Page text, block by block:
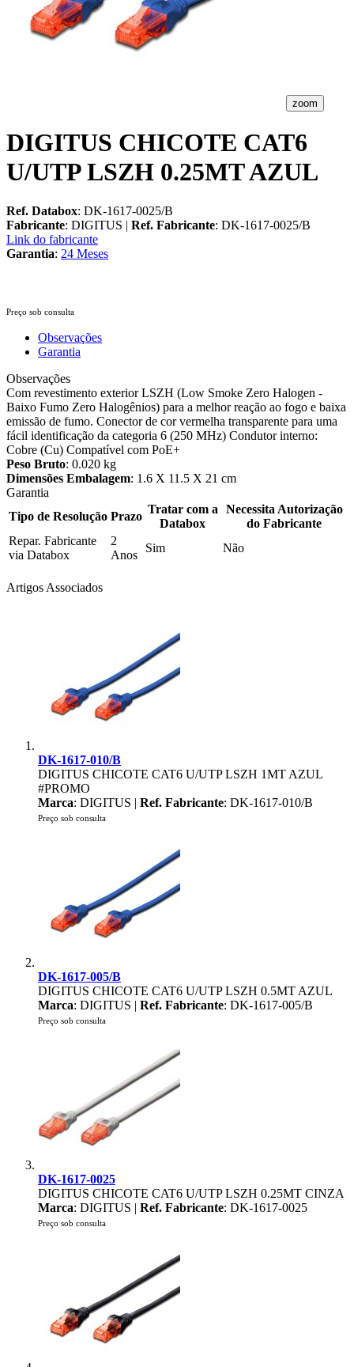
zoom
DIGITUS CHICOTE CAT6
U/UTP LSZH 0.25MT AZUL
Ref. Databox: DK-1617-0025/B
Fabricante: DIGITUS | Ref. Fabricante: DK-1617-0025/B
Link do fabricante
Garantia: 24 Meses
Preço sob consulta
Observações
Garantia
Observações
Com revestimento exterior LSZH (Low Smoke Zero Halogen -
Baixo Fumo Zero Halogênios) para a melhor reação ao fogo e baixa
emissão de fumo. Conector de cor vermelha transparente para uma
fácil identificação da categoria 6 (250 MHz) Condutor interno:
Cobre (Cu) Compatível com PoE+
Peso Bruto: 0.020 kg
Dimensões Embalagem: 1.6 X 11.5 X 21 cm
Garantia
Tipo de Resolução Prazo
Tratar com a
Databox
Necessita Autorização
do Fabricante
Repar. Fabricante
via Databox
2
Anos
Sim Não
Artigos Associados
DK-1617-010/B
DIGITUS CHICOTE CAT6 U/UTP LSZH 1MT AZUL
#PROMO
Marca: DIGITUS | Ref. Fabricante: DK-1617-010/B
Preço sob consulta
DK-1617-005/B
DIGITUS CHICOTE CAT6 U/UTP LSZH 0.5MT AZUL
Marca: DIGITUS | Ref. Fabricante: DK-1617-005/B
Preço sob consulta
DK-1617-0025
DIGITUS CHICOTE CAT6 U/UTP LSZH 0.25MT CINZA
Marca: DIGITUS | Ref. Fabricante: DK-1617-0025
Preço sob consulta